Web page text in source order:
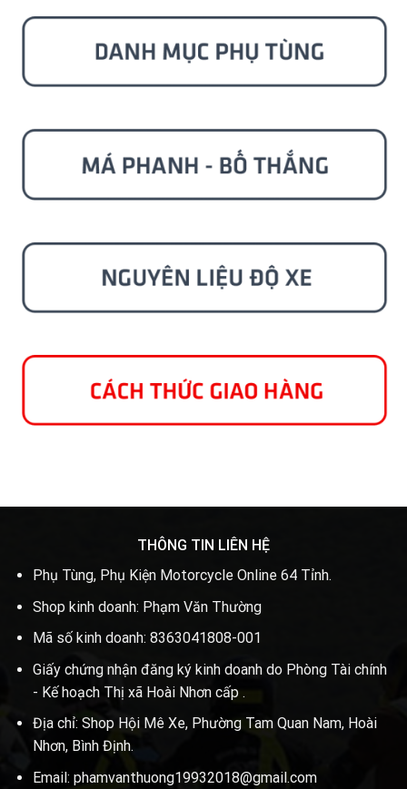
THÔNG TIN LIÊN HỆ
Phụ Tùng, Phụ Kiện Motorcycle Online 64 Tỉnh.
Shop kinh doanh: Phạm Văn Thường
Mã số kinh doanh: 8363041808-001
Giấy chứng nhận đăng ký kinh doanh do Phòng Tài chính
- Kế hoạch Thị xã Hoài Nhơn cấp .
Địa chỉ: Shop Hội Mê Xe, Phường Tam Quan Nam, Hoài
Nhơn, Bình Định.
Email: phamvanthuong19932018@gmail.com